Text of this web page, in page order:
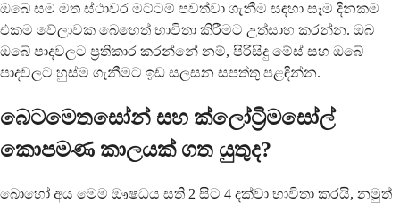
ඔබේ සම මත ස්ථාවර මට්ටම් පවත්වා ගැනීම සඳහා සෑම දිනකම
එකම වේලාවක බෙහෙත් භාවිතා කිරීමට උත්සාහ කරන්න. ඔබ
ඔබේ පාදවලට ප්‍රතිකාර කරන්නේ නම්, පිරිසිදු මේස් සහ ඔබේ
පාදවලට හුස්ම ගැනීමට ඉඩ සලසන සපත්තු පළඳින්න.
බෙටමෙතසෝන් සහ ක්ලෝට්‍රිමසෝල්
කොපමණ කාලයක් ගත යුතුද?
බොහෝ අය මෙම ඖෂධය සති 2 සිට 4 දක්වා භාවිතා කරයි, නමුත්